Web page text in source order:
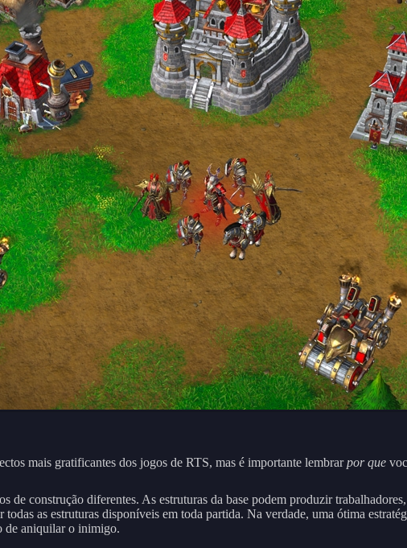
mais gratificantes dos jogos de RTS, mas é importante lembrarpor que
de construção diferentes. As estruturas da base podem produzir
as estruturas disponíveis em toda partida. Na verdade, uma ótima
de aniquilar o inimigo.